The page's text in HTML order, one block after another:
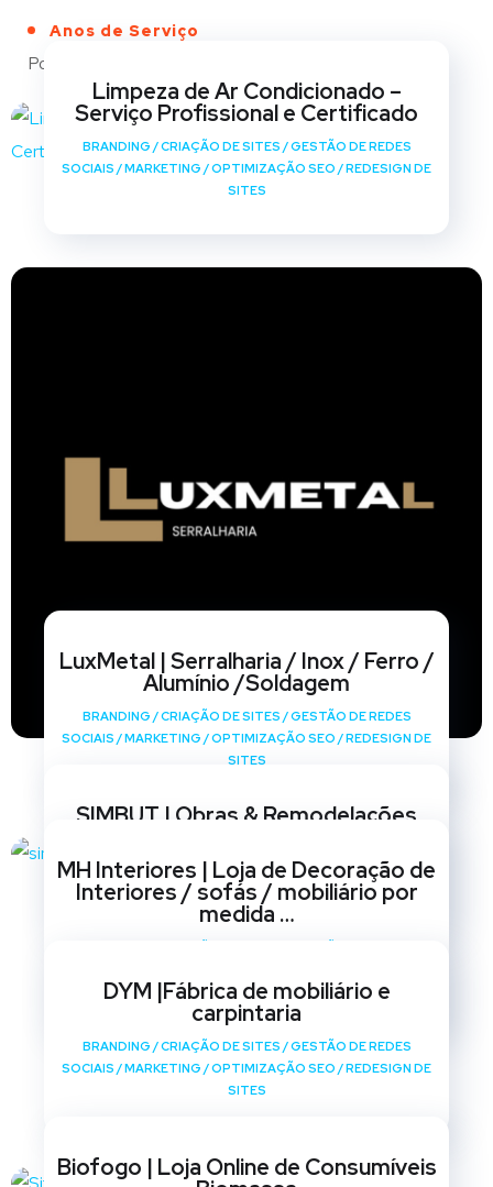
Anos de Serviço
Portfólio
Limpeza de Ar Condicionado –
Serviço Profissional e Certificado
BRANDING /CRIAÇÃO DE SITES /GESTÃO DE REDES
SOCIAIS /MARKETING /OPTIMIZAÇÃO SEO /REDESIGN DE
SITES
LuxMetal | Serralharia / Inox / Ferro /
Alumínio /Soldagem
BRANDING /CRIAÇÃO DE SITES /GESTÃO DE REDES
SOCIAIS /MARKETING /OPTIMIZAÇÃO SEO /REDESIGN DE
SITES
SIMBUT | Obras & Remodelações
SOCIAIS /MARKETING OPTIMIZAÇÃO SEO/ REDESIGN DE
SITES
MH Interiores | Loja de Decoração de
Interiores / sofás / mobiliário por
medida …
SITES
DYM |Fábrica de mobiliário e
carpintaria
BRANDING /CRIAÇÃO DE SITES /GESTÃO DE REDES
SOCIAIS /MARKETING /OPTIMIZAÇÃO SEO /REDESIGN DE
SITES
Biofogo | Loja Online de Consumíveis